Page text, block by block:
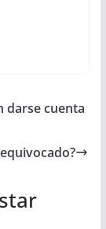
darse cuenta